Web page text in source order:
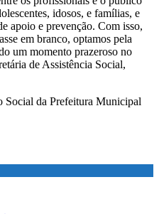
idosos, e famílias, e
apoio e prevenção. Com isso,
em branco, optamos pela
um momento prazeroso no
de Assistência Social,
Social da Prefeitura Municipal